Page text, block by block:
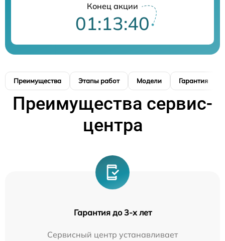
Конец акции
01:13:39
Преимущества Этапы работ Модели Гарантия
Преимущества сервис-
центра
Гарантия до 3-х лет
Сервисный центр устанавливает